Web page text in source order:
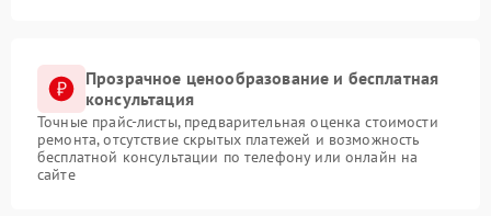
Прозрачное ценообразование и бесплатная
консультация
Точные прайс-листы, предварительная оценка стоимости
ремонта, отсутствие скрытых платежей и возможность
бесплатной консультации по телефону или онлайн на
сайте